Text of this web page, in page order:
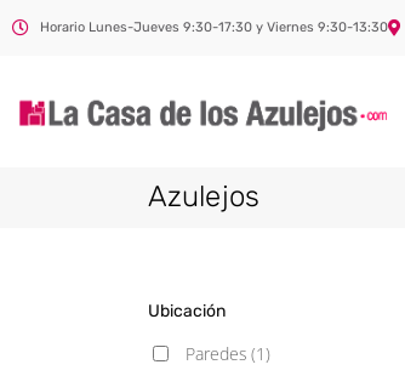
Horario Lunes-Jueves 9:30-17:30 y Viernes 9:30-13:30
Azulejos
Ubicación
Paredes (1)